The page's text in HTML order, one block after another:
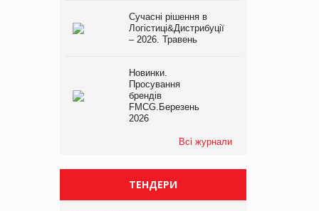
Сучасні рішення в
Логістиці&Дистрибуції
– 2026. Травень
Новинки.
Просування
брендів
FMCG.Березень
2026
Всі журнали
ТЕНДЕРИ